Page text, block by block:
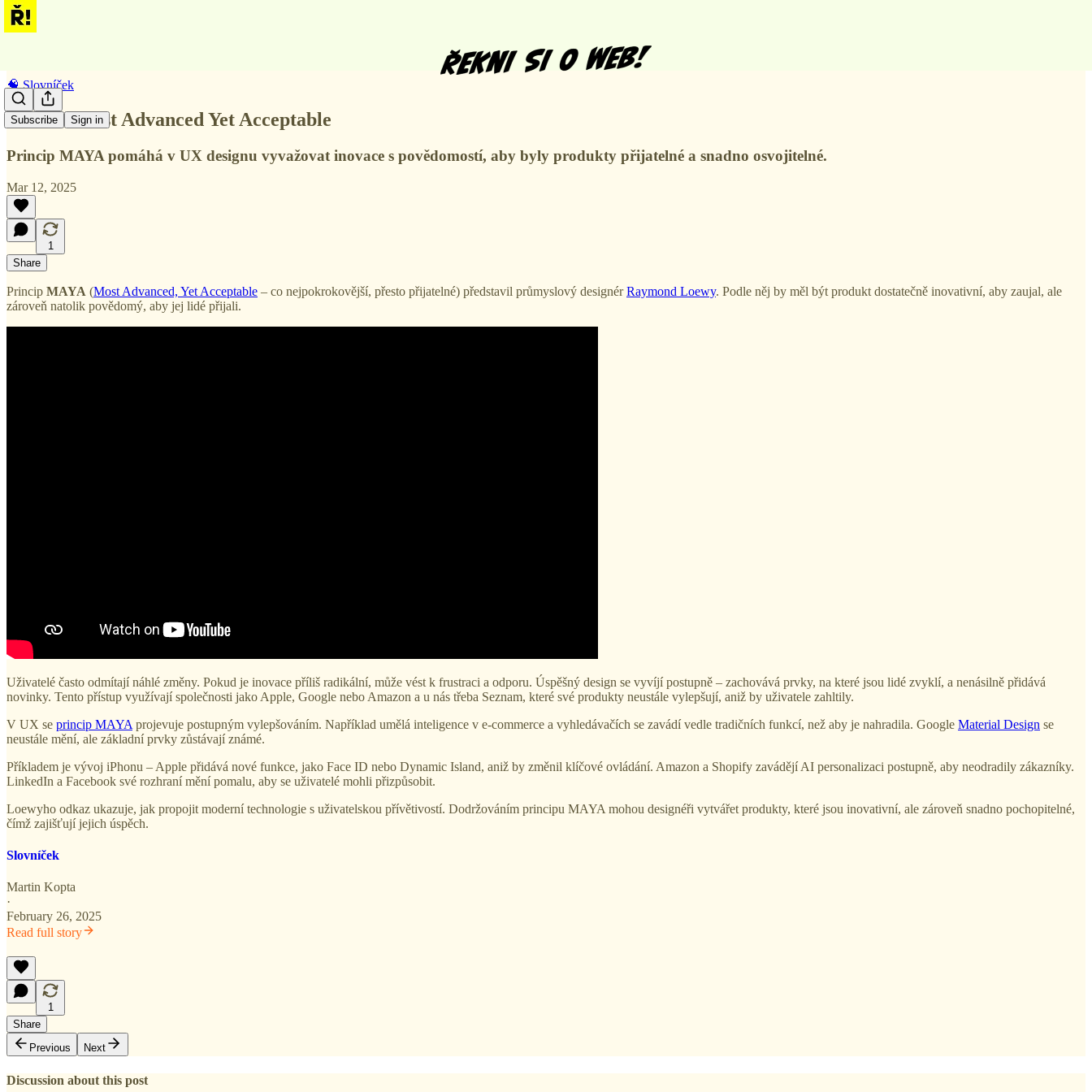
Subscribe Sign in
🧠 Slovníček
MAYA: Most Advanced Yet Acceptable
Princip MAYA pomáhá v UX designu vyvažovat inovace s povědomostí, aby byly produkty přijatelné a snadno osvojitelné.
Mar 12, 2025
1
Share
Princip MAYA (Most Advanced, Yet Acceptable – co nejpokrokovější, přesto přijatelné) představil průmyslový designérRaymond Loewy. Podle něj by měl být produkt dostatečně inovativní, aby zaujal, ale
zároveň natolik povědomý, aby jej lidé přijali.
Uživatelé často odmítají náhlé změny. Pokud je inovace příliš radikální, může vést k frustraci a odporu. Úspěšný design se vyvíjí postupně – zachovává prvky, na které jsou lidé zvyklí, a nenásilně přidává
novinky. Tento přístup využívají společnosti jako Apple, Google nebo Amazon a u nás třeba Seznam, které své produkty neustále vylepšují, aniž by uživatele zahltily.
V UX se princip MAYA projevuje postupným vylepšováním. Například umělá inteligence v e-commerce a vyhledávačích se zavádí vedle tradičních funkcí, než aby je nahradila. Google Material Design se
neustále mění, ale základní prvky zůstávají známé.
Příkladem je vývoj iPhonu – Apple přidává nové funkce, jako Face ID nebo Dynamic Island, aniž by změnil klíčové ovládání. Amazon a Shopify zavádějí AI personalizaci postupně, aby neodradily zákazníky.
LinkedIn a Facebook své rozhraní mění pomalu, aby se uživatelé mohli přizpůsobit.
Loewyho odkaz ukazuje, jak propojit moderní technologie s uživatelskou přívětivostí. Dodržováním principu MAYA mohou designéři vytvářet produkty, které jsou inovativní, ale zároveň snadno pochopitelné,
čímž zajišťují jejich úspěch.
Slovníček
Martin Kopta
·
February 26, 2025
Read full story
1
Share
Previous
Next
Discussion about this post